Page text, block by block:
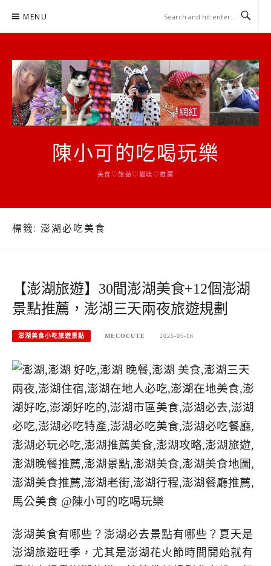
MENU
陳小可的吃喝玩樂
美食♡旅遊♡貓咪♡推薦
標籤: 澎湖必吃美食
【澎湖旅遊】30間澎湖美食+12個澎湖
景點推薦，澎湖三天兩夜旅遊規劃
澎湖美食小吃旅遊景點 MECOCUTE 2025-05-16
澎湖美食有哪些？澎湖必去景點有哪些？夏天是
澎湖旅遊旺季，尤其是澎湖花火節時間開始就有